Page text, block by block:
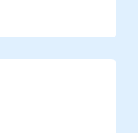
и
на анализ.
преминат